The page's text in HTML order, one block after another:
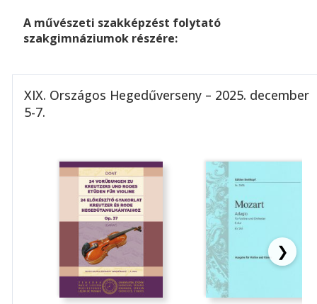
A művészeti szakképzést folytató
szakgimnáziumok részére:
XIX. Országos Hegedűverseny – 2025. december
5-7.
❯